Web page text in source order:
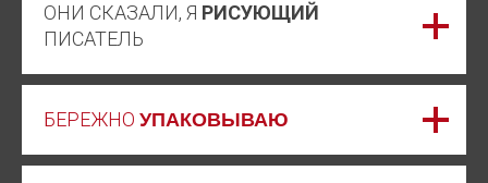
ОНИ СКАЗАЛИ, Я РИСУЮЩИЙ
ПИСАТЕЛЬ
БЕРЕЖНО УПАКОВЫВАЮ